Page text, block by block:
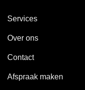
Services
Over ons
Contact
Afspraak maken